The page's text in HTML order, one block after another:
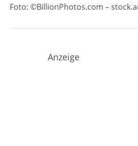
Foto: ©BillionPhotos.com –
Anzeige